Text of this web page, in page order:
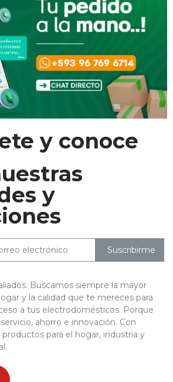
y conoce
y
Suscribirme
Buscamos siempre la mayor
y la calidad que te mereces para
a tus electrodomésticos. Porque
ahorro e innovación. Con
para el hogar, industria y